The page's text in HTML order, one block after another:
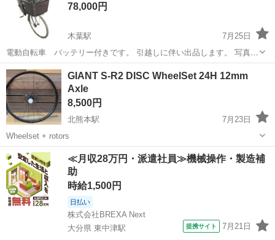
78,000円
木葉駅
7月25日
電動自転車 バッテリー付きです。 引越しに伴い出品します。 写真の
物が全てです。 受け渡し前には、ある程度綺麗にして渡します。 他に
もテレビなど出品しております。 ご確認お願いします。
熊本 山鹿市
GIANT S-R2 DISC WheelSet 24H 12mm
Axle
8,500円
北熊本駅
7月23日
Wheelset + rotors
熊本 熊本市 北熊本駅 ロードバイク GIANT
≪月収28万円・派遣社員≫機械操作・製造補
助
時給1,500円
日払い
株式会社BREXA Next
大分県 東中津駅
提携サイト 7月21日